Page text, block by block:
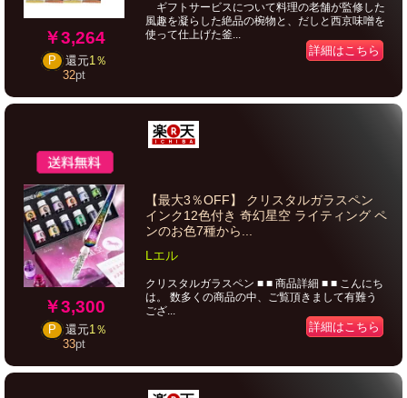
￥3,264
P 還元1％
32pt
ギフトサービスについて料理の老舗が監修した
風趣を凝らした絶品の椀物と、だしと西京味噌を
使って仕上げた釜...
詳細はこちら
￥3,300
P 還元1％
33pt
【最大3％OFF】 クリスタルガラスペン
インク12色付き 奇幻星空 ライティング ペ
ンのお色7種から...
Lエル
クリスタルガラスペン ■ ■ 商品詳細 ■ ■ こんにち
は。 数多くの商品の中、ご覧頂きまして有難う
ござ...
詳細はこちら